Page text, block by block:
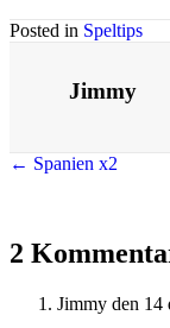
Posted in Speltips
Jimmy
Posts
← Spanien x2
2
Jimmy den 14